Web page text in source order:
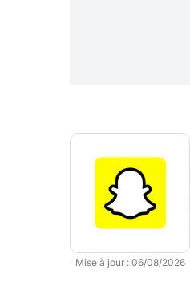
Mise à jour: 06/08/2026